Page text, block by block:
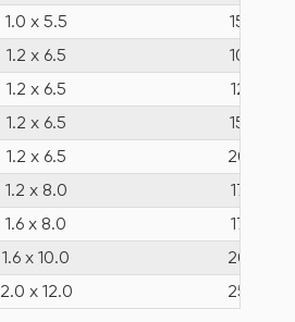
1.0 x 5.5
150
1.2 x 6.5
100
1.2 x 6.5
125
1.2 x 6.5
150
1.2 x 6.5
200
1.2 x 8.0
175
1.6 x 8.0
175
1.6 x 10.0
200
2.0 x 12.0 250